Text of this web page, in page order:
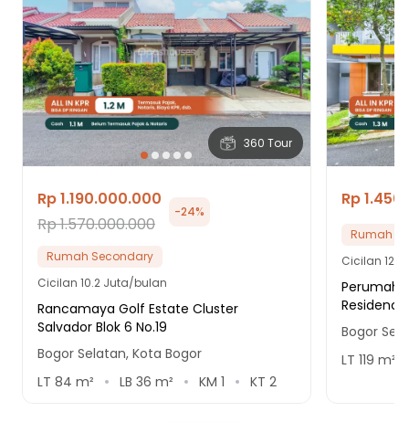
360 Tour
Rp 1.190.000.000
Rp 1.570.000.000
-24%
Rumah Secondary
Cicilan 10.2 Juta/bulan
Rancamaya Golf Estate Cluster
Salvador Blok 6 No.19
Bogor Selatan, Kota Bogor
LT 84 m² LB 36 m² KM 1 KT 2
Rp
Rumah
Cicilan
Bogor
LT 119 m²